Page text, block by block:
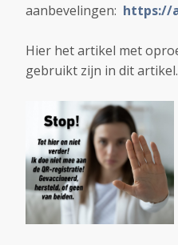
aanbevelingen: https://
Hier het artikel met
gebruikt zijn in dit artikel.